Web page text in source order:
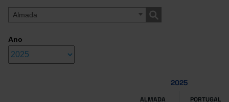
Almada
Ano
2025
ALMADA PORTUGAL